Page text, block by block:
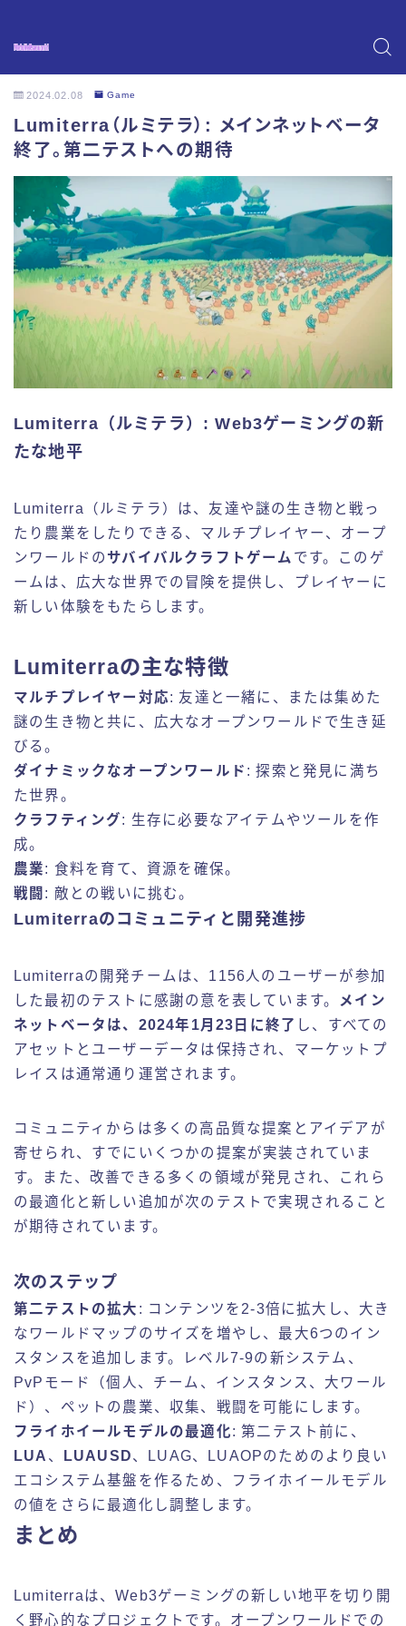
2024.02.08 Game
Lumiterra（ルミテラ）: メインネットベータ
終了。第二テストへの期待
Lumiterra（ルミテラ）: Web3ゲーミングの新
たな地平
Lumiterra（ルミテラ）は、友達や謎の生き物と戦っ
たり農業をしたりできる、マルチプレイヤー、オープ
ンワールドの サバイバルクラフトゲーム です。このゲ
ームは、広大な世界での冒険を提供し、プレイヤーに
新しい体験をもたらします。
Lumiterraの主な特徴
マルチプレイヤー対応: 友達と一緒に、または集めた
謎の生き物と共に、広大なオープンワールドで生き延
びる。
ダイナミックなオープンワールド : 探索と発見に満ち
た世界。
クラフティング: 生存に必要なアイテムやツールを作
成。
農業: 食料を育て、資源を確保。
戦闘 : 敵との戦いに挑む。
Lumiterraのコミュニティと開発進捗
Lumiterraの開発チームは、1156人のユーザーが参加
した最初のテストに感謝の意を表しています。
メイン
ネットベータは、2024年1月23日に終了 し、すべての
アセットとユーザーデータは保持され、マーケットプ
レイスは通常通り運営されます。
コミュニティからは多くの高品質な提案とアイデアが
寄せられ、すでにいくつかの提案が実装されていま
す。また、改善できる多くの領域が発見され、これら
の最適化と新しい追加が次のテストで実現されること
が期待されています。
次のステップ
第二テストの拡大 : コンテンツを2-3倍に拡大し、大き
なワールドマップのサイズを増やし、最大6つのイン
スタンスを追加します。レベル7-9の新システム、
PvPモード（個人、チーム、インスタンス、大ワール
ド）、ペットの農業、収集、戦闘を可能にします。
フライホイールモデルの最適化: 第二テスト前に、
LUA 、 LUAUSD、LUAG、LUAOPのためのより良い
エコシステム基盤を作るため、フライホイールモデル
の値をさらに最適化し調整します。
まとめ
Lumiterraは、Web3ゲーミングの新しい地平を切り開
く野心的なプロジェクトです。オープンワールドでの